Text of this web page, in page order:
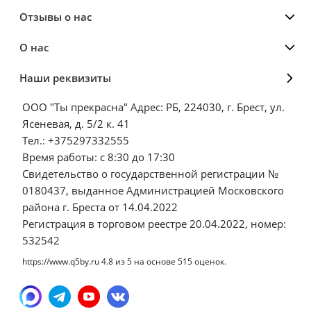
Отзывы о нас
О нас
Наши реквизиты
ООО "Ты прекрасна" Адрес: РБ, 224030, г. Брест, ул.
Ясеневая, д. 5/2 к. 41
Тел.: +375297332555
Время работы: с 8:30 до 17:30
Свидетельство о государственной регистрации №
0180437, выданное Администрацией Московского
района г. Бреста от 14.04.2022
Регистрация в торговом реестре 20.04.2022, номер:
532542
https://www.q5by.ru4.8 из5 на основе 515оценок.